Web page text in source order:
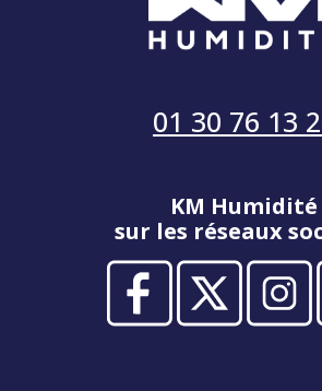
01 30 76 13
KM Humidité
sur les réseaux